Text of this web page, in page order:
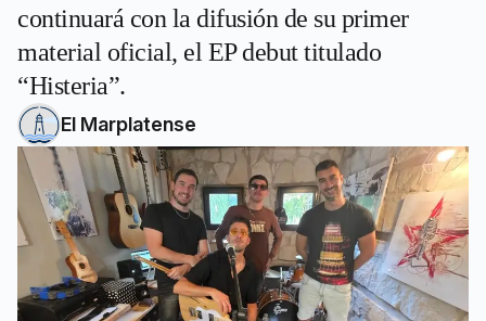
continuará con la difusión de su primer
material oficial, el EP debut titulado
“Histeria”.
El Marplatense